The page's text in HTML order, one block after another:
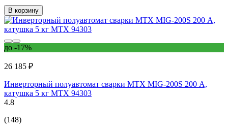
В корзину
до -17%
26 185 ₽
Инверторный полуавтомат сварки MTX MIG-200S 200 А,
катушка 5 кг MTX 94303
4.8
(148)